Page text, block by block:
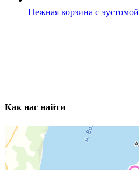
Нежная корзина с эустомой
Как нас найти